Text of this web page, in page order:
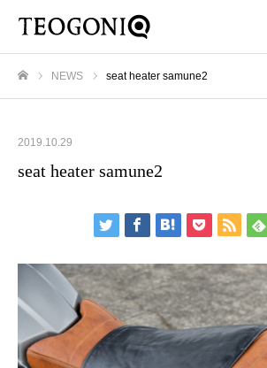
NEWS seat heater samune2
2019.10.29
seat heater samune2